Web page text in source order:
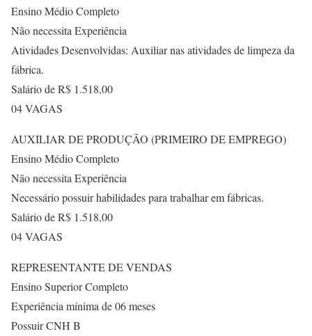
Ensino Médio Completo
Não necessita Experiência
Atividades Desenvolvidas: Auxiliar nas atividades de limpeza da
fábrica.
Salário de R$ 1.518,00
04 VAGAS
AUXILIAR DE PRODUÇÃO (PRIMEIRO DE EMPREGO)
Ensino Médio Completo
Não necessita Experiência
Necessário possuir habilidades para trabalhar em fábricas.
Salário de R$ 1.518,00
04 VAGAS
REPRESENTANTE DE VENDAS
Ensino Superior Completo
Experiência mínima de 06 meses
Possuir CNH B